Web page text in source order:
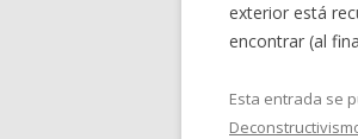
exterior está
encontrar (al
Esta entrada se